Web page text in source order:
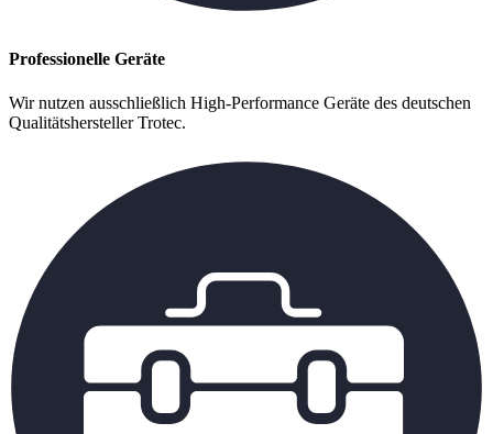
Professionelle Geräte
Wir nutzen ausschließlich High-Performance Geräte des deutschen
Qualitätshersteller Trotec.